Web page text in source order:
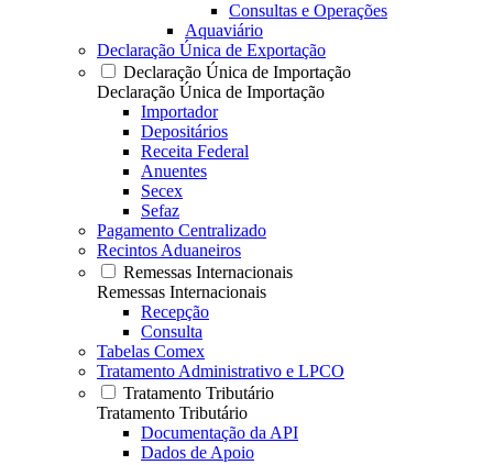
Consultas e Operações
Aquaviário
Declaração Única de Exportação
Declaração Única de Importação
Declaração Única de Importação
Importador
Depositários
Receita Federal
Anuentes
Secex
Sefaz
Pagamento Centralizado
Recintos Aduaneiros
Remessas Internacionais
Remessas Internacionais
Recepção
Consulta
Tabelas Comex
Tratamento Administrativo e LPCO
Tratamento Tributário
Tratamento Tributário
Documentação da API
Dados de Apoio